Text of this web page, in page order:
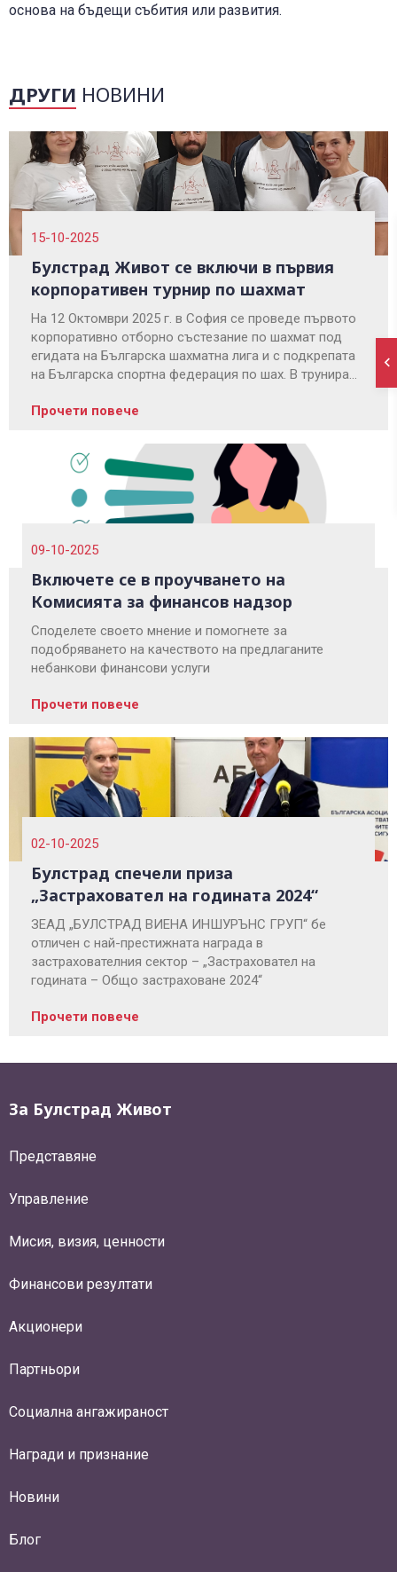
основа на бъдещи събития или развития.
ДРУГИ НОВИНИ
15-10-2025
Булстрад Живот се включи в първия
корпоративен турнир по шахмат
На 12 Октомври 2025 г. в София се проведе първото
корпоративно отборно състезание по шахмат под
егидата на Българска шахматна лига и с подкрепата
на Българска спортна федерация по шах. В трунира
Прочети повече
09-10-2025
Включете се в проучването на
Комисията за финансов надзор
Споделете своето мнение и помогнете за
подобряването на качеството на предлаганите
небанкови финансови услуги
Прочети повече
02-10-2025
Булстрад спечели приза
„Застраховател на годината 2024“
ЗЕАД „БУЛСТРАД ВИЕНА ИНШУРЪНС ГРУП“ бе
отличен с най-престижната награда в
застрахователния сектор – „Застраховател на
годината – Общо застраховане 2024“
Прочети повече
За Булстрад Живот
Представяне
Управление
Мисия, визия, ценности
Финансови резултати
Акционери
Партньори
Социална ангажираност
Награди и признание
Новини
Блог